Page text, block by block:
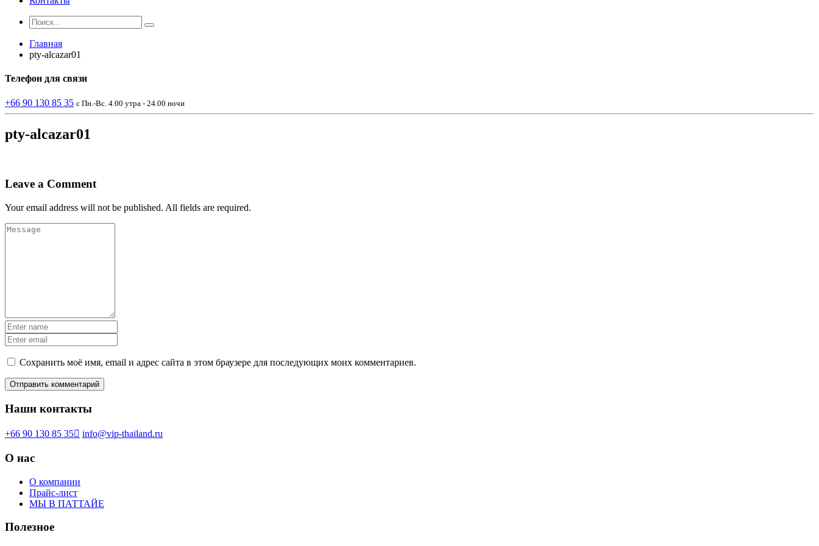
Главная
pty-alcazar01
Телефон для связи
+66 90 130 85 35 с Пн.-Вс. 4.00 утра - 24.00 ночи
pty-alcazar01
Leave a Comment
Your email address will not be published. All fields are required.
Сохранить моё имя, email и адрес сайта в этом браузере для последующих моих комментариев.
Наши контакты
+66 90 130 85 35 info@vip-thailand.ru
О нас
О компании
Прайс-лист
МЫ В ПАТТАЙЕ
Полезное